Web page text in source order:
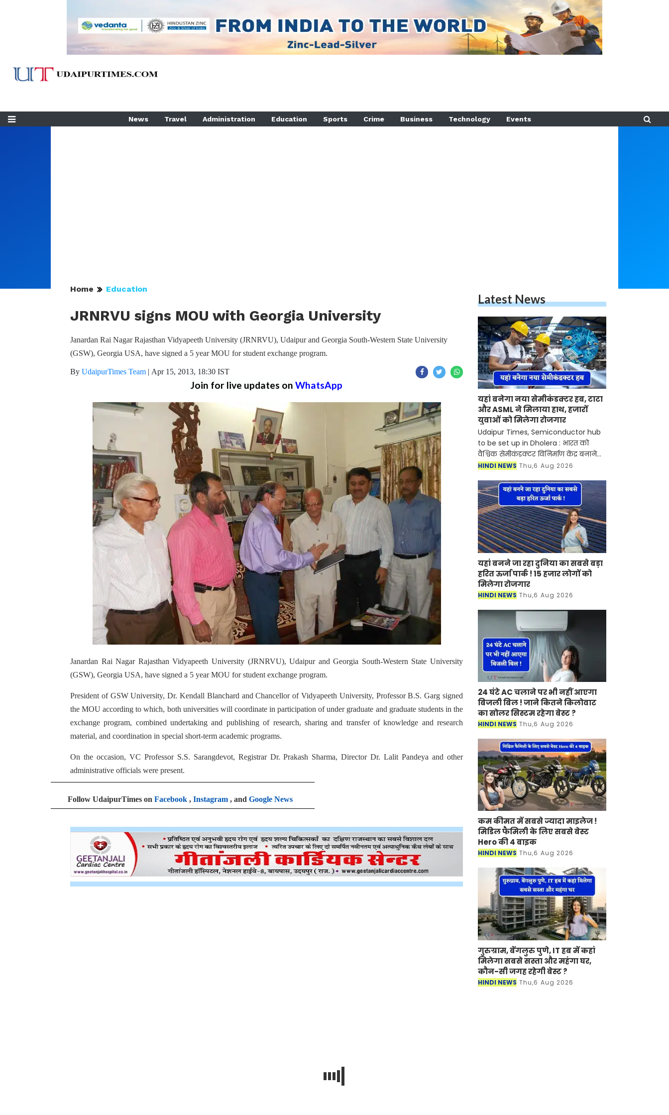
News Travel Administration Education Sports Crime Business Technology Events
Home Education
JRNRVU signs MOU with Georgia University
Janardan Rai Nagar Rajasthan Vidyapeeth University (JRNRVU), Udaipur and Georgia South-Western State University
(GSW), Georgia USA, have signed a 5 year MOU for student exchange program.
By UdaipurTimes Team | Apr 15, 2013, 18:30 IST
Join for live updates on WhatsApp
Janardan Rai Nagar Rajasthan Vidyapeeth University (JRNRVU), Udaipur and Georgia South-Western State University
(GSW), Georgia USA, have signed a 5 year MOU for student exchange program.
President of GSW University, Dr. Kendall Blanchard and Chancellor of Vidyapeeth University, Professor B.S. Garg signed
the MOU according to which, both universities will coordinate in participation of under graduate and graduate students in the
exchange program, combined undertaking and publishing of research, sharing and transfer of knowledge and research
material, and coordination in special short-term academic programs.
On the occasion, VC Professor S.S. Sarangdevot, Registrar Dr. Prakash Sharma, Director Dr. Lalit Pandeya and other
administrative officials were present.
Follow UdaipurTimes on Facebook , Instagram , and Google News
Latest News
यहां बनेगा नया सेमीकंडक्टर हब, टाटा
और ASML ने मिलाया हाथ, हजारों
युवाओं को मिलेगा रोजगार
Udaipur Times, Semiconductor hub
to be set up in Dholera : भारत को
वैश्विक सेमीकंडक्टर विनिर्माण केंद्र बनाने
की दिशा में एक और बड़ा कदम उठाया गया
मोदी क
HINDI NEWS Thu,6 Aug 2026
यहां बनने जा रहा दुनिया का सबसे बड़ा
हरित ऊर्जा पार्क ! 15 हजार लोगों को
मिलेगा रोजगार
HINDI NEWS Thu,6 Aug 2026
24 घंटे AC चलाने पर भी नहीं आएगा
बिजली बिल ! जाने कितने किलोवाट
का सोलर सिस्टम रहेगा बेस्ट ?
HINDI NEWS Thu,6 Aug 2026
कम कीमत में सबसे ज्यादा माइलेज !
मिडिल फैमिली के लिए सबसे बेस्ट
Hero की 4 बाइक
HINDI NEWS Thu,6 Aug 2026
गुरुग्राम, बेंगलुरु पुणे, IT हब में कहां
मिलेगा सबसे सस्ता और महंगा घर,
कौन-सी जगह रहेगी बेस्ट ?
HINDI NEWS Thu,6 Aug 2026